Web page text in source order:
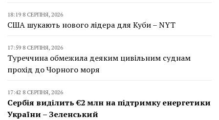
18:19 8 СЕРПНЯ, 2026
США шукають нового лідера для Куби – NYT
17:59 8 СЕРПНЯ, 2026
Туреччина обмежила деяким цивільним суднам
прохід до Чорного моря
17:42 8 СЕРПНЯ, 2026
Сербія виділить €2 млн на підтримку енергетики
України – Зеленський